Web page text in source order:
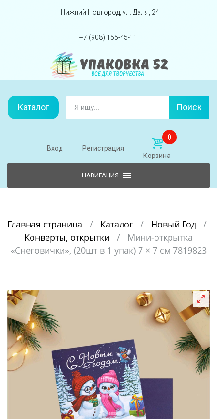
Перейти вниз
Нижний Новгород, ул. Даля, 24
+7 (908) 155-45-11
Каталог Поиск
Вход Регистрация
0
Корзина
Главная страница / Каталог / Новый Год
/
Конверты, открытки
/
Мини-открытка
«Снеговички», (20шт в 1 упак) 7 × 7 см 7819823